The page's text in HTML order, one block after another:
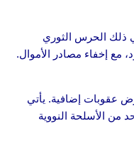
ذلك الحرس الثوري
مع إخفاء مصادر الأموال.
عقوبات إضافية. يأتي
من الأسلحة النووية